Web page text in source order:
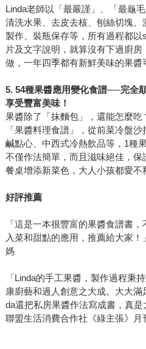
Linda老師以「最嚴謹」、「最龜
清洗水果、去皮去核、刨絲切塊
製作、裝瓶保存等，所有過程都
片及文字說明，就算沒有下過廚
做，一年四季都有新鮮美味的果醬
5. 54種果醬應用變化食譜──完全
享受豐富美味！
果醬除了「抹麵包」，還能怎麼吃
「果醬料理食譜」，從前菜冷盤
鹹點心、中西式冷熱飲品等，1種
不僅作法簡單，而且滋味絕佳，
餐桌增添新菜色，大人小孩都愛不
好評推薦
「這是一本很豐富的果醬食譜書
入菜和甜點的應用，推薦給大家
媽
「Linda的手工果醬，製作過程秉
康廚藝和過人創意之大成。大大
da還把私房果醬作法寫成書，真
聯盟生活消費合作社《綠主張》月